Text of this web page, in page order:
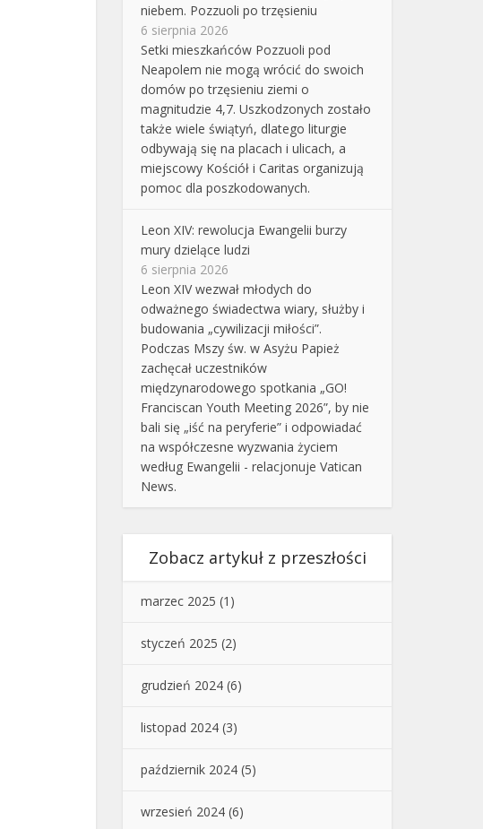
niebem. Pozzuoli po trzęsieniu
6 sierpnia 2026
Setki mieszkańców Pozzuoli pod
Neapolem nie mogą wrócić do swoich
domów po trzęsieniu ziemi o
magnitudzie 4,7. Uszkodzonych zostało
także wiele świątyń, dlatego liturgie
odbywają się na placach i ulicach, a
miejscowy Kościół i Caritas organizują
pomoc dla poszkodowanych.
Leon XIV: rewolucja Ewangelii burzy
mury dzielące ludzi
6 sierpnia 2026
Leon XIV wezwał młodych do
odważnego świadectwa wiary, służby i
budowania „cywilizacji miłości”.
Podczas Mszy św. w Asyżu Papież
zachęcał uczestników
międzynarodowego spotkania „GO!
Franciscan Youth Meeting 2026”, by nie
bali się „iść na peryferie” i odpowiadać
na współczesne wyzwania życiem
według Ewangelii - relacjonuje Vatican
News.
Zobacz artykuł z przeszłości
marzec 2025 (1)
styczeń 2025 (2)
grudzień 2024 (6)
listopad 2024 (3)
październik 2024 (5)
wrzesień 2024 (6)